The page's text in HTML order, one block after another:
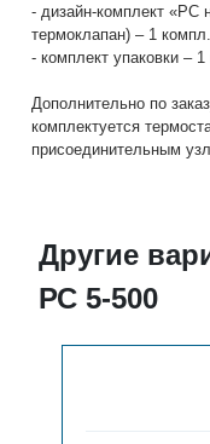
- дизайн-комплект «РС
термоклапан) – 1
- комплект упаковки – 1
Дополнительно по
комплектуется
присоединительным
Другие
РС 5-500